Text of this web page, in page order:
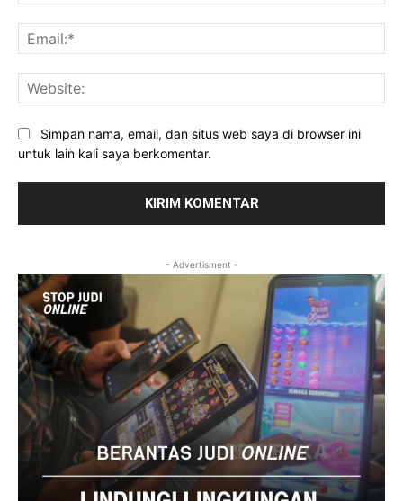
Simpan nama, email, dan situs web saya di browser ini
untuk lain kali saya berkomentar.
- Advertisment -